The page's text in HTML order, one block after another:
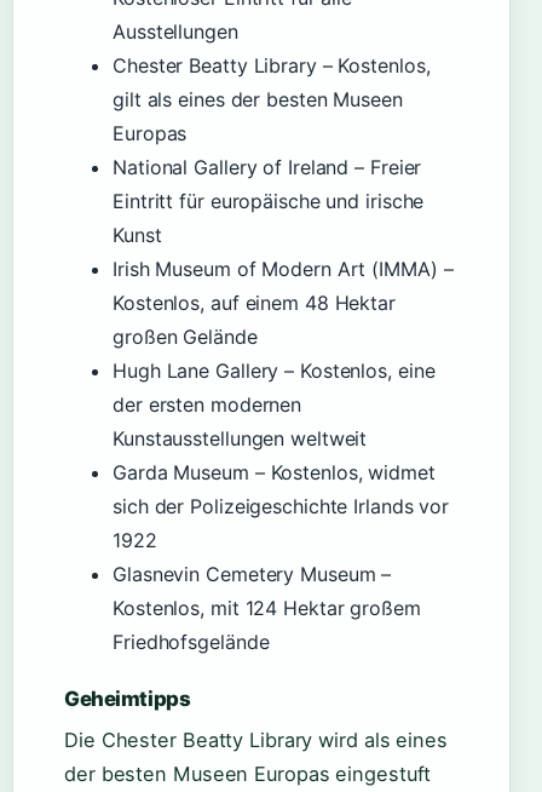
Ausstellungen
Chester Beatty Library – Kostenlos,
gilt als eines der besten Museen
Europas
National Gallery of Ireland – Freier
Eintritt für europäische und irische
Kunst
Irish Museum of Modern Art (IMMA) –
Kostenlos, auf einem 48 Hektar
großen Gelände
Hugh Lane Gallery – Kostenlos, eine
der ersten modernen
Kunstausstellungen weltweit
Garda Museum – Kostenlos, widmet
sich der Polizeigeschichte Irlands vor
1922
Glasnevin Cemetery Museum –
Kostenlos, mit 124 Hektar großem
Friedhofsgelände
Geheimtipps
Die Chester Beatty Library wird als eines
der besten Museen Europas eingestuft